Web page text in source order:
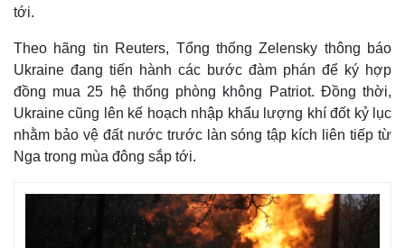
tới.
Theo hãng tin Reuters, Tổng thống Zelensky thông báo
Ukraine đang tiến hành các bước đàm phán để ký hợp
đồng mua 25 hệ thống phòng không Patriot. Đồng thời,
Ukraine cũng lên kế hoạch nhập khẩu lượng khí đốt kỷ lục
nhằm bảo vệ đất nước trước làn sóng tập kích liên tiếp từ
Nga trong mùa đông sắp tới.